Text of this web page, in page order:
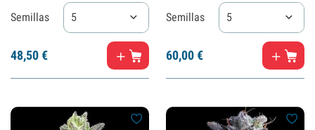
Semillas 5
48,50€
Semillas 5
60,00€